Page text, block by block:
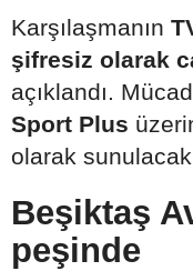
Karşılaşmanın
şifresiz olarak
açıklandı.
Sport Plus
olarak sunulacak.
Beşiktaş
peşinde